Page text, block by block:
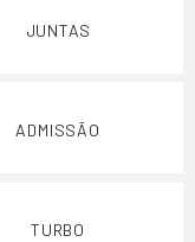
JUNTAS
ADMISSÃO
TURBO